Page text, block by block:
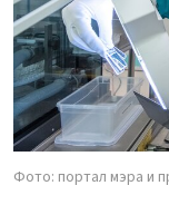
Фото: портал мэра и